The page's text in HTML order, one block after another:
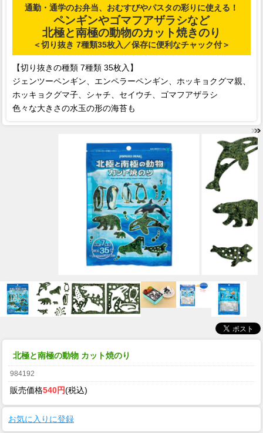
通勤・通学のお弁当、おむすびやパスタの彩りに使える！
ペンギンやゴマフアザラシなど
北極と南極の動物のカット焼きのり
＜切り抜き 7種類35枚入／保存に便利なチャック付＞
【切り抜きの種類 7種類 35枚入】
ジェンツーペンギン、エンペラーペンギン、ホッキョクグマ親、
ホッキョクグマ子、シャチ、セイウチ、ゴマフアザラシ
色々な大きさの水玉の形の海苔も
北極と南極の動物 カット焼のり
984192
販売価格540円(税込)
お気に入りに登録